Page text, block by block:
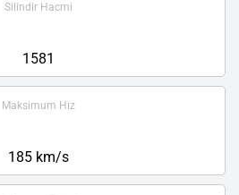
Silindir Hacmi
1581
Maksimum Hız
185 km/s